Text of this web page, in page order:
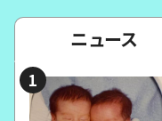
ニュース